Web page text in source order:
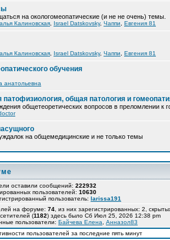
на окологомеопатические (и не не очень) темы.
Калиновская Israel Datskovsky, Чаппи Евгения 81
Калиновская Israel Datskovsky, Чаппи Евгения 81
обучения
анатольевна
общая патология и
общетеоретических вопросов в преломлении к
на общемедицинские и не только темы
оставили сообщений: 222932
пользователей: 10630
пользователь: larissa191
на форуме: 74 , из них зарегистрированных: 2,
(1182) здесь было Сб Июл 25, 2026 12:38 pm
пользователи: Байчева Елена
Анназол83
пользователей за последние пять минут